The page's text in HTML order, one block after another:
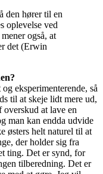
den hører til en
oplevelse ved
også, at
det (Erwin
eksperimenterende, så
til at skeje lidt mere ud,
overskud at lave en
man kan endda udvide
østers helt naturel til at
der holder sig fra
ting. Det er synd, for
tilberedning. Det er